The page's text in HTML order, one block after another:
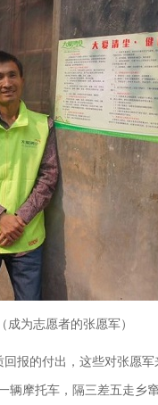
（成为志愿者的张愿军）
报的付出，这些对张愿
辆摩托车，隔三差五走乡